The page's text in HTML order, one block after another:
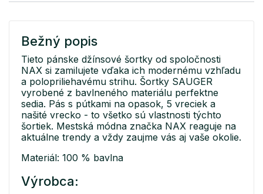
Bežný popis
Tieto pánske džínsové šortky od spoločnosti
NAX si zamilujete vďaka ich modernému vzhľadu
a polopriliehavému strihu. Šortky SAUGER
vyrobené z bavlneného materiálu perfektne
sedia. Pás s pútkami na opasok, 5 vreciek a
našité vrecko - to všetko sú vlastnosti týchto
šortiek. Mestská módna značka NAX reaguje na
aktuálne trendy a vždy zaujme vás aj vaše okolie.
Materiál: 100 % bavlna
Výrobca: